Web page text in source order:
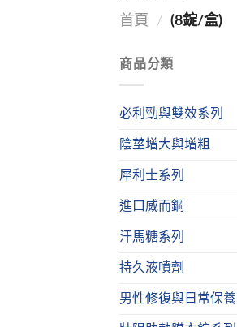
首頁 / (8錠/盒)
商品分類
必利勁與雙效系列
陰莖增大與增粗
犀利士系列
進口威而鋼
汗馬糖系列
持久液噴劑
男性修復與日常保養